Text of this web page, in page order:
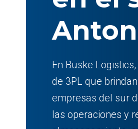
En Buske
de 3PL que
empresas del sur
las operaciones y